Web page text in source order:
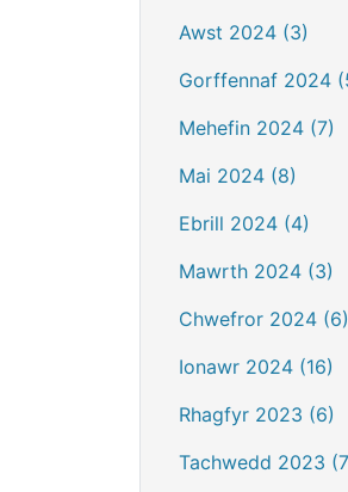
Awst 2024 (3)
Gorffennaf 2024
Mehefin 2024 (7)
Mai 2024 (8)
Ebrill 2024 (4)
Mawrth 2024 (3)
Chwefror 2024 (6)
Ionawr 2024 (16)
Rhagfyr 2023 (6)
Tachwedd 2023